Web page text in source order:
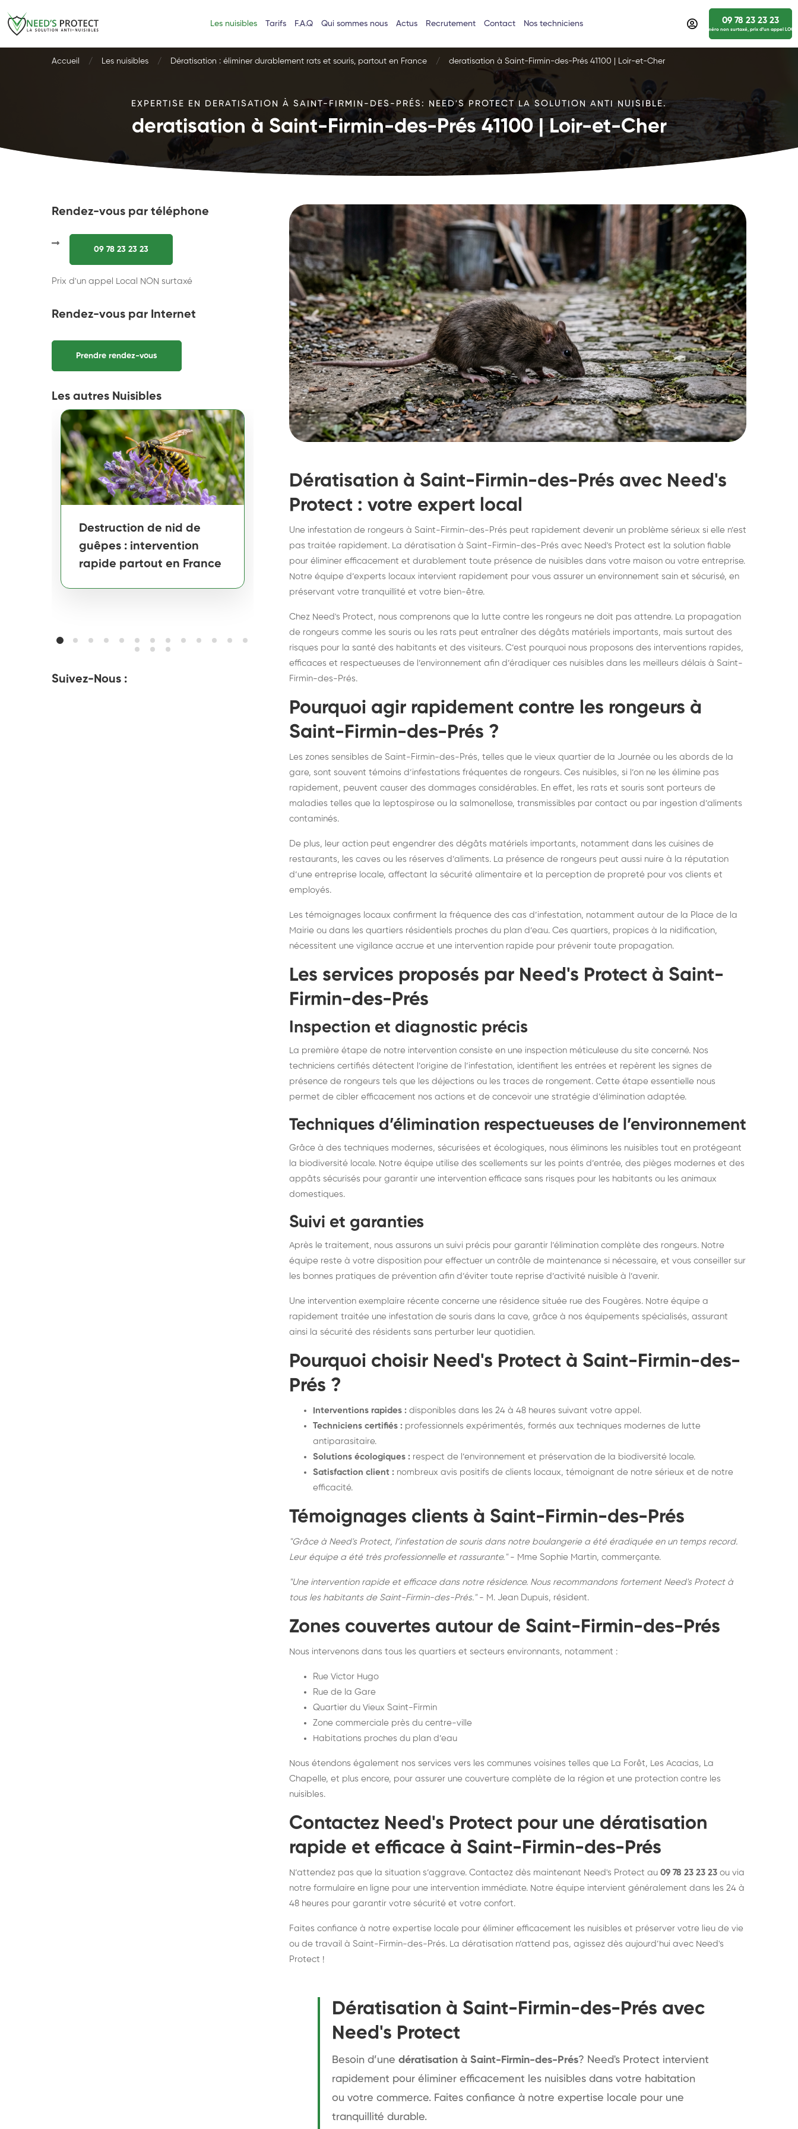
Les nuisibles Tarifs F.A.Q Qui sommes nous Actus Recrutement Contact Nos techniciens 09 78 23 23 23
numéro non surtaxé, prix d’un appel
Accueil Les nuisibles Dératisation : éliminer durablement rats et souris, partout en France deratisation à Saint-Firmin-des-Prés 41100 | Loir-et-Cher
EXPERTISE EN DERATISATION À SAINT-FIRMIN-DES-PRÉS: NEED'S PROTECT LA SOLUTION ANTI NUISIBLE.
deratisation à Saint-Firmin-des-Prés 41100 | Loir-et-Cher
Rendez-vous par téléphone
09 78 23 23 23
Prix d'un appel Local NON surtaxé
Rendez-vous par Internet
Prendre rendez-vous
Les autres Nuisibles
Destruction de nid de
guêpes : intervention
rapide partout en France
Destruction de nid de
frelons : intervention
rapide partout en France
Destruction de nid de
frelons asiatiques :
intervention partout en
France
souris,
Suivez-Nous :
Dératisation à Saint-Firmin-des-Prés avec Need's
Protect : votre expert local
Une infestation de rongeurs à Saint-Firmin-des-Prés peut rapidement devenir un problème sérieux si elle n’est
pas traitée rapidement. La dératisation à Saint-Firmin-des-Prés avec Need's Protect est la solution fiable
pour éliminer efficacement et durablement toute présence de nuisibles dans votre maison ou votre entreprise.
Notre équipe d’experts locaux intervient rapidement pour vous assurer un environnement sain et sécurisé, en
préservant votre tranquillité et votre bien-être.
Chez Need's Protect, nous comprenons que la lutte contre les rongeurs ne doit pas attendre. La propagation
de rongeurs comme les souris ou les rats peut entraîner des dégâts matériels importants, mais surtout des
risques pour la santé des habitants et des visiteurs. C’est pourquoi nous proposons des interventions rapides,
efficaces et respectueuses de l’environnement afin d’éradiquer ces nuisibles dans les meilleurs délais à Saint-
Firmin-des-Prés.
Pourquoi agir rapidement contre les rongeurs à
Saint-Firmin-des-Prés ?
Les zones sensibles de Saint-Firmin-des-Prés, telles que le vieux quartier de la Journée ou les abords de la
gare, sont souvent témoins d’infestations fréquentes de rongeurs. Ces nuisibles, si l’on ne les élimine pas
rapidement, peuvent causer des dommages considérables. En effet, les rats et souris sont porteurs de
maladies telles que la leptospirose ou la salmonellose, transmissibles par contact ou par ingestion d’aliments
contaminés.
De plus, leur action peut engendrer des dégâts matériels importants, notamment dans les cuisines de
restaurants, les caves ou les réserves d’aliments. La présence de rongeurs peut aussi nuire à la réputation
d’une entreprise locale, affectant la sécurité alimentaire et la perception de propreté pour vos clients et
employés.
Les témoignages locaux confirment la fréquence des cas d’infestation, notamment autour de la Place de la
Mairie ou dans les quartiers résidentiels proches du plan d’eau. Ces quartiers, propices à la nidification,
nécessitent une vigilance accrue et une intervention rapide pour prévenir toute propagation.
Les services proposés par Need's Protect à Saint-
Firmin-des-Prés
Inspection et diagnostic précis
La première étape de notre intervention consiste en une inspection méticuleuse du site concerné. Nos
techniciens certifiés détectent l’origine de l’infestation, identifient les entrées et repèrent les signes de
présence de rongeurs tels que les déjections ou les traces de rongement. Cette étape essentielle nous
permet de cibler efficacement nos actions et de concevoir une stratégie d’élimination adaptée.
Techniques d’élimination respectueuses de l’environnement
Grâce à des techniques modernes, sécurisées et écologiques, nous éliminons les nuisibles tout en protégeant
la biodiversité locale. Notre équipe utilise des scellements sur les points d’entrée, des pièges modernes et des
appâts sécurisés pour garantir une intervention efficace sans risques pour les habitants ou les animaux
domestiques.
Suivi et garanties
Après le traitement, nous assurons un suivi précis pour garantir l’élimination complète des rongeurs. Notre
équipe reste à votre disposition pour effectuer un contrôle de maintenance si nécessaire, et vous conseiller sur
les bonnes pratiques de prévention afin d’éviter toute reprise d’activité nuisible à l’avenir.
Une intervention exemplaire récente concerne une résidence située rue des Fougères. Notre équipe a
rapidement traitée une infestation de souris dans la cave, grâce à nos équipements spécialisés, assurant
ainsi la sécurité des résidents sans perturber leur quotidien.
Pourquoi choisir Need's Protect à Saint-Firmin-des-
Prés ?
Interventions rapides : disponibles dans les 24 à 48 heures suivant votre appel.
Techniciens certifiés : professionnels expérimentés, formés aux techniques modernes de lutte
antiparasitaire.
Solutions écologiques : respect de l’environnement et préservation de la biodiversité locale.
Satisfaction client : nombreux avis positifs de clients locaux, témoignant de notre sérieux et de notre
efficacité.
Témoignages clients à Saint-Firmin-des-Prés
"Grâce à Need's Protect, l’infestation de souris dans notre boulangerie a été éradiquée en un temps record.
Leur équipe a été très professionnelle et rassurante." - Mme Sophie Martin, commerçante.
"Une intervention rapide et efficace dans notre résidence. Nous recommandons fortement Need's Protect à
tous les habitants de Saint-Firmin-des-Prés." - M. Jean Dupuis, résident.
Zones couvertes autour de Saint-Firmin-des-Prés
Nous intervenons dans tous les quartiers et secteurs environnants, notamment :
Rue Victor Hugo
Rue de la Gare
Quartier du Vieux Saint-Firmin
Zone commerciale près du centre-ville
Habitations proches du plan d’eau
Nous étendons également nos services vers les communes voisines telles que La Forêt, Les Acacias, La
Chapelle, et plus encore, pour assurer une couverture complète de la région et une protection contre les
nuisibles.
Contactez Need's Protect pour une dératisation
rapide et efficace à Saint-Firmin-des-Prés
N’attendez pas que la situation s’aggrave. Contactez dès maintenant Need's Protect au 09 78 23 23 23 ou via
notre formulaire en ligne pour une intervention immédiate. Notre équipe intervient généralement dans les 24 à
48 heures pour garantir votre sécurité et votre confort.
Faites confiance à notre expertise locale pour éliminer efficacement les nuisibles et préserver votre lieu de vie
ou de travail à Saint-Firmin-des-Prés. La dératisation n’attend pas, agissez dès aujourd’hui avec Need's
Protect !
Dératisation à Saint-Firmin-des-Prés avec
Need's Protect
Besoin d’une dératisation à Saint-Firmin-des-Prés? Need's Protect intervient
rapidement pour éliminer efficacement les nuisibles dans votre habitation
ou votre commerce. Faites confiance à notre expertise locale pour une
tranquillité durable.